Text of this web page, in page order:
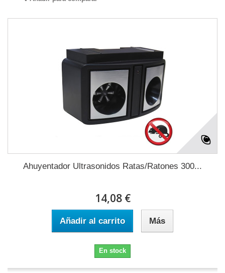
Ahuyentador Ultrasonidos Ratas/Ratones 300...
14,08 €
Añadir al carrito Más
En stock